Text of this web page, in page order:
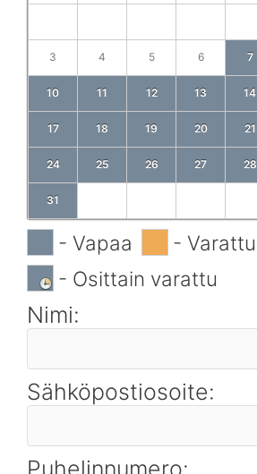
3 4 5 6 7
10 11 12 13 14
17 18 19 20 21
24 25 26 27 28
31
- Vapaa - Varattu
- Osittain varattu
Nimi:
Sähköpostiosoite: